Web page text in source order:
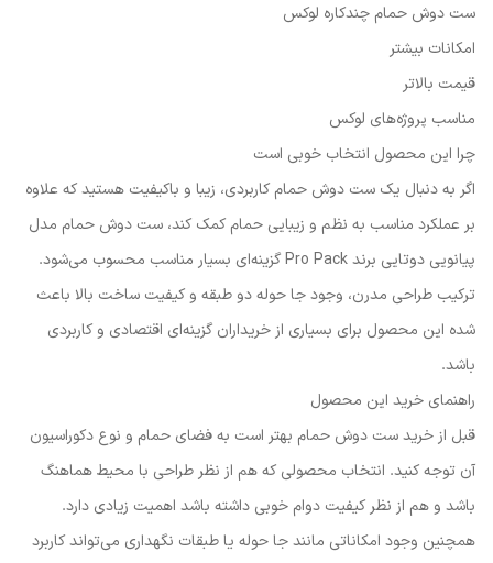
ست دوش حمام چندکاره لوکس
امکانات بیشتر
قیمت بالاتر
مناسب پروژه‌های لوکس
چرا این محصول انتخاب خوبی است
اگر به دنبال یک ست دوش حمام کاربردی، زیبا و باکیفیت هستید که علاوه
بر عملکرد مناسب به نظم و زیبایی حمام کمک کند، ست دوش حمام مدل
پیانویی دوتایی برند Pro Pack گزینه‌ای بسیار مناسب محسوب می‌شود.
ترکیب طراحی مدرن، وجود جا حوله دو طبقه و کیفیت ساخت بالا باعث
شده این محصول برای بسیاری از خریداران گزینه‌ای اقتصادی و کاربردی
باشد.
راهنمای خرید این محصول
قبل از خرید ست دوش حمام بهتر است به فضای حمام و نوع دکوراسیون
آن توجه کنید. انتخاب محصولی که هم از نظر طراحی با محیط هماهنگ
باشد و هم از نظر کیفیت دوام خوبی داشته باشد اهمیت زیادی دارد.
همچنین وجود امکاناتی مانند جا حوله یا طبقات نگهداری می‌تواند کاربرد